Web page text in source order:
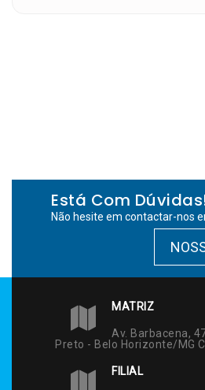
Está Com
Não hesite em contactar-nos
MATRIZ
Av. Barbacena,
Preto - Belo Horizonte/MG
FILIAL